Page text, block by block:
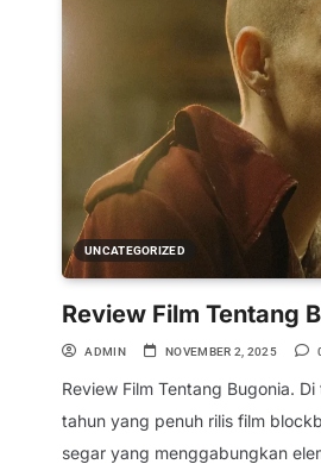
UNCATEGORIZED
Review Film Tentang
ADMIN NOVEMBER 2, 2025
Review Film Tentang Bugonia.
tahun yang penuh rilis film
segar yang menggabungkan